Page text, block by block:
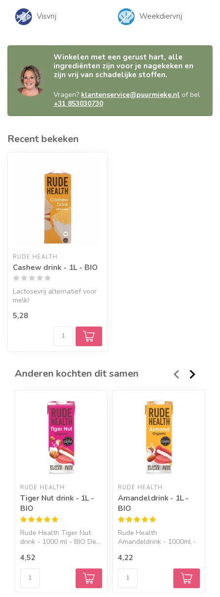
Visvrij Weekdiervrij
Winkelen met een gerust hart, alle
ingrediënten zijn voor je nagekeken en
zijn vrij van schadelijke stoffen.
Vragen? klantenservice@puurmieke.nl of bel
+31 853030730
Recent bekeken
RUDE HEALTH
Cashew drink - 1L - BIO
Lactosevrij alternatief voor
melk!
5,28
Anderen kochten dit samen
RUDE HEALTH
Tiger Nut drink - 1L -
BIO
Rude Health Tiger Nut
drink - 1000 ml - BIO De...
4,52
RUDE HEALTH
Amandeldrink - 1L -
BIO
Rude Health
Amandeldrink - 1000ml -
4,22